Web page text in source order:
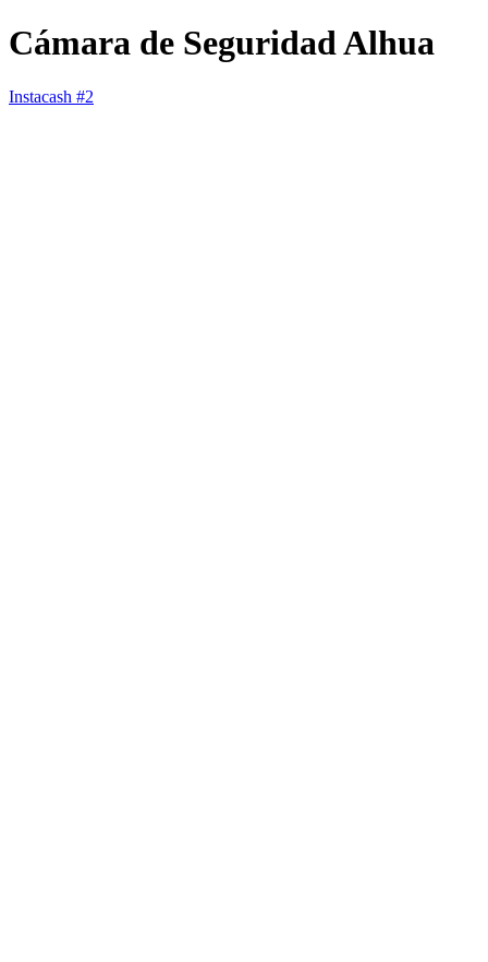
Cámara de Seguridad Alhua
Instacash #2